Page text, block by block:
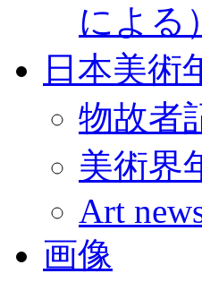
による）
日本美術
物故者
美術界
Art
画像